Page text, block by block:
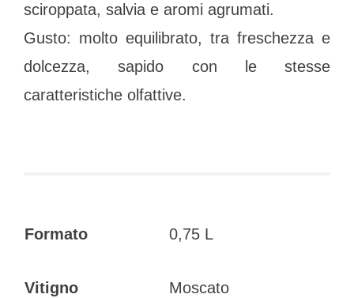
sciroppata, salvia e aromi agrumati.
Gusto: molto equilibrato, tra freschezza e
dolcezza, sapido con le stesse
caratteristiche olfattive.
Formato 0,75 L
Vitigno Moscato